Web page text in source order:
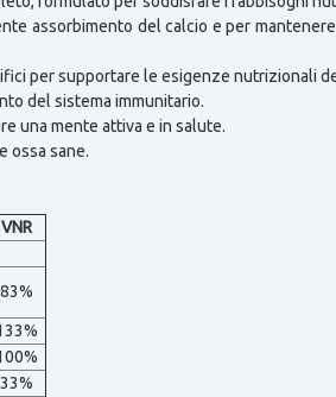
assorbimento del calcio e per
per supportare le esigenze nutrizionali
del sistema immunitario.
una mente attiva e in salute.
ossa sane.
VNR
83%
33%